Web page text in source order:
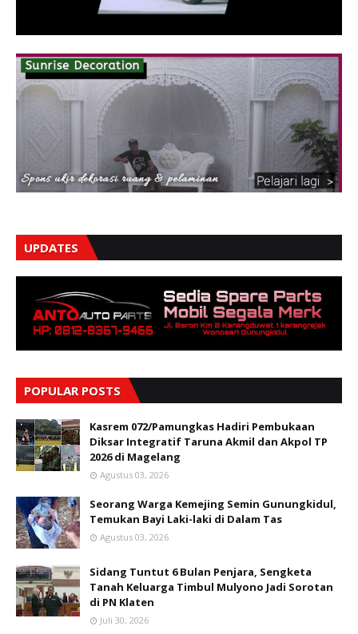
UPDATES
POPULAR POSTS
Kasrem 072/Pamungkas Hadiri Pembukaan
Diksar Integratif Taruna Akmil dan Akpol TP
2026 di Magelang
Agustus 03, 2026
Seorang Warga Kemejing Semin Gunungkidul,
Temukan Bayi Laki-laki di Dalam Tas
Agustus 03, 2026
Sidang Tuntut 6 Bulan Penjara, Sengketa
Tanah Keluarga Timbul Mulyono Jadi Sorotan
di PN Klaten
Juli 30, 2026